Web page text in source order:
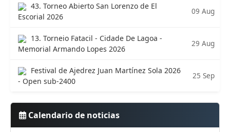
43. Torneo Abierto San Lorenzo de El
Escorial 2026
09 Aug
13. Torneio Fatacil - Cidade De Lagoa -
Memorial Armando Lopes 2026
29 Aug
Festival de Ajedrez Juan Martínez Sola 2026
- Open sub-2400
25 Sep
Calendario de noticias